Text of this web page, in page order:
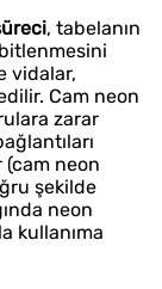
, tabelanın
vidalar,
Cam neon
zarar
(cam neon
şekilde
neon
kullanıma